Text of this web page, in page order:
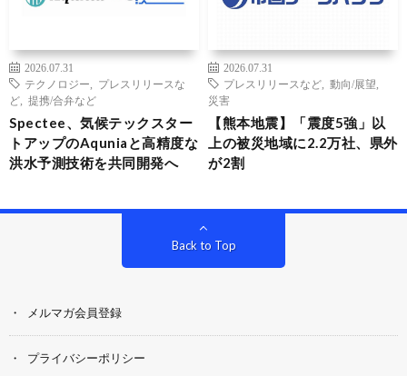
2026.07.31
テクノロジー
プレスリリースな
ど
提携/合弁など
Spectee、気候テックスター
トアップのAquniaと高精度な
洪水予測技術を共同開発へ
2026.07.31
プレスリリースなど
動向/展望
災害
【熊本地震】「震度5強」以
上の被災地域に2.2万社、県外
が2割
Back to Top
メルマガ会員登録
プライバシーポリシー